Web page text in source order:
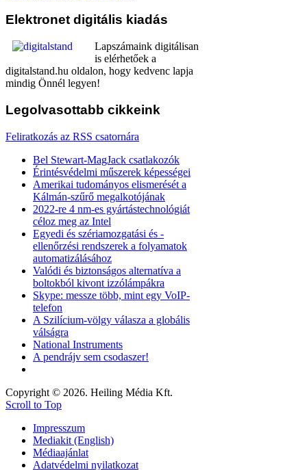
Elektronet digitális kiadás
Lapszámaink digitálisan
is elérhetőek a
digitalstand.hu oldalon, hogy kedvenc lapja
mindig Önnél legyen!
Legolvasottabb cikkeink
Feliratkozás az RSS csatornára
Bel Stewart-MagJack csatlakozók
Érintésvédelmi műszerek képességei
Amerikai tudományos elismerését a
Kálmán-szűrő megalkotójának
2022-re 4 nm-es gyártástechnológiát
céloz meg az Intel
Egyedi és szériamozgatási és -
ellenőrzési rendszerek a folyamatok
automatizálásához
Valódi és biztonságos alternatíva a
boltokból kivont izzólámpákra
Skype: messze több, mint egy VoIP-
telefon
A Szilícium-völgy válasza a globális
válságra
National Instruments
A pendrájv sem csodaszer!
Copyright © 2026. Heiling Média Kft.
Scroll to Top
Impresszum
Mediakit (English)
Médiaajánlat
Adatvédelmi nyilatkozat